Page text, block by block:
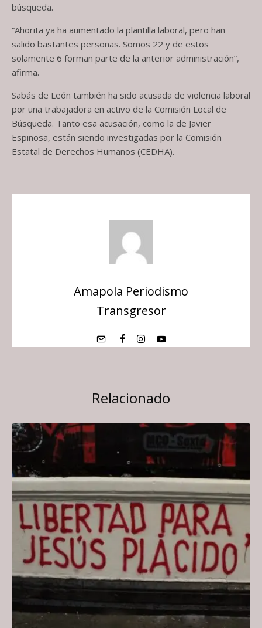
búsqueda.
“Ahorita ya ha aumentado la plantilla laboral, pero han
salido bastantes personas. Somos 22 y de estos
solamente 6 forman parte de la anterior administración”,
afirma.
Sabás de León también ha sido acusada de violencia laboral
por una trabajadora en activo de la Comisión Local de
Búsqueda. Tanto esa acusación, como la de Javier
Espinosa, están siendo investigadas por la Comisión
Estatal de Derechos Humanos (CEDHA).
Amapola Periodismo
Transgresor
Relacionado